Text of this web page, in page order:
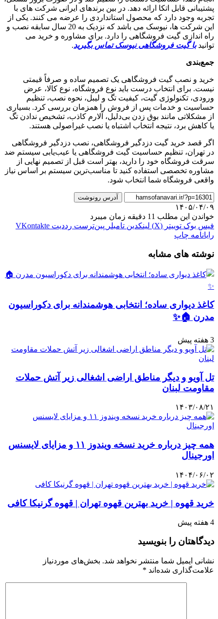
پشتیبانی قابل اتکا ارائه دهد. در بین برندهای ایرانی شرکت های با
تجربه وجود دارد که محصول استانداردی را عرضه می کنند. یکی از
این شرکت ها، نیوسک می باشد که نزدیک به 20 سال سابقه نصب و
راه اندازی گیت فروشگاهی را دارد. برای مشاوره و خرید می
توانیدبا گیت فروشگاهی نیوسک تماس بگیرید.
جمعبندی
خرید و نصب گیت فروشگاهی یک تصمیم ساده و صرفاً قیمتی
نیست. برای انتخاب درست باید نوع فروشگاه، نوع کالا، عرض
ورودی، تکنولوژی گیت، کیفیت تگ و لیبل، نحوه نصب، تنظیم
حساسیت و خدمات پس از فروش را همزمان بررسی کرد. بسیاری
از مشکلاتی مانند بوق زدن بی‌دلیل، آلارم کاذب، تشخیص ندادن تگ
یا کاهش برد، نتیجه انتخاب اشتباه یا نصب غیراصولی هستند.
اگر قصد خرید گیت دزدگیر فروشگاهی، نصب دزدگیر فروشگاهی
در تهران، تنظیم حساسیت گیت فروشگاهی یا عیب‌یابی سیستم ضد
سرقت فروشگاه خود را دارید، بهتر است قبل از تصمیم نهایی از
مشاوره تخصصی استفاده کنید تا مناسب‌ترین سیستم بر اساس نیاز
واقعی فروشگاه شما انتخاب شود.
آدرس رونوشت
۱۴۰۵/۰۴/۰۹
خواندن این مطلب 11 دقیقه زمان میبرد
فیس بوک توییتر (X) لینکدین ‫تامبلر ‫پین‌ترست ‫رددیت ‫VKontakte
رایانامه چاپ
نوشته های مشابه
کاغذ دیواری ساده؛ انتخابی هوشمندانه برای دکوراسیون
مدرن 🏠✨
3 هفته پیش
تل آویو و دیگر مناطق اراضی اشغالی زیر آتش حملات
مقاومت لبنان
۱۴۰۳/۰۸/۲۱
همه چیز درباره خرید نسخه ویندوز ۱۱ و مزایای لایسنس
اورجینال
۱۴۰۴/۰۶/۰۲
خرید قهوه | خرید بهترین قهوه تهران | قهوه گرنیکا کافی
4 هفته پیش
دیدگاهتان را بنویسید
نشانی ایمیل شما منتشر نخواهد شد. بخش‌های موردنیاز
علامت‌گذاری شده‌اند *